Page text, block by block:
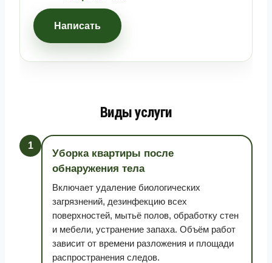
Написать
Виды услуги
1
Уборка квартиры после
обнаружения тела
Включает удаление биологических
загрязнений, дезинфекцию всех
поверхностей, мытьё полов, обработку стен
и мебели, устранение запаха. Объём работ
зависит от времени разложения и площади
распространения следов.